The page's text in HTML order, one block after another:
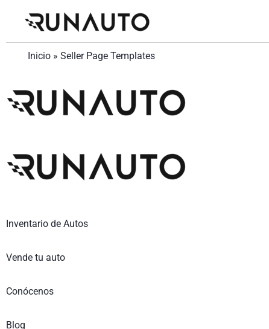
Inicio» Seller Page Templates
Inventario de Autos
Vende tu auto
Conócenos
Blog